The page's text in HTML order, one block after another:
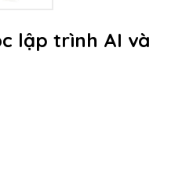
lập trình AI và